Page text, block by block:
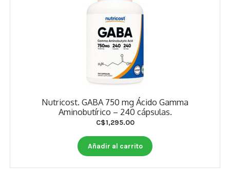
Nutricost. GABA 750 mg Ácido Gamma
Aminobutírico – 240 cápsulas.
C$1,295.00
Añadir al carrito